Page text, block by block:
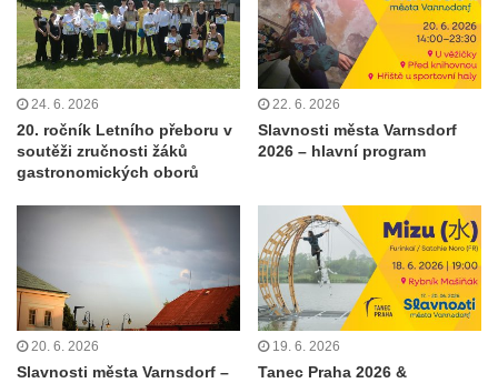
24. 6. 2026
20. ročník Letního přeboru v
soutěži zručnosti žáků
gastronomických oborů
22. 6. 2026
Slavnosti města Varnsdorf
2026 – hlavní program
20. 6. 2026
Slavnosti města Varnsdorf –
19. 6. 2026
Tanec Praha 2026 &